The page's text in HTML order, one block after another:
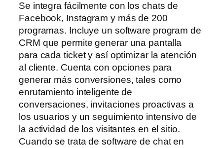
Se integra fácilmente con los chats de
Facebook, Instagram y más de 200
programas. Incluye un software program de
CRM que permite generar una pantalla
para cada ticket y así optimizar la atención
al cliente. Cuenta con opciones para
generar más conversiones, tales como
enrutamiento inteligente de
conversaciones, invitaciones proactivas a
los usuarios y un seguimiento intensivo de
la actividad de los visitantes en el sitio.
Cuando se trata de software de chat en